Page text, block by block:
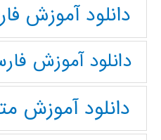
دانلود آموزش
دانلود آموزش
دانلود آموزش